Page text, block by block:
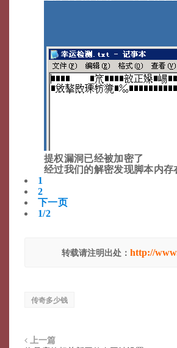
提权漏洞已经被加密了
经过我们的解密发现脚本内存
1
2
下一页
1/2
转载请注明出处：http://
传奇多少钱
上一篇